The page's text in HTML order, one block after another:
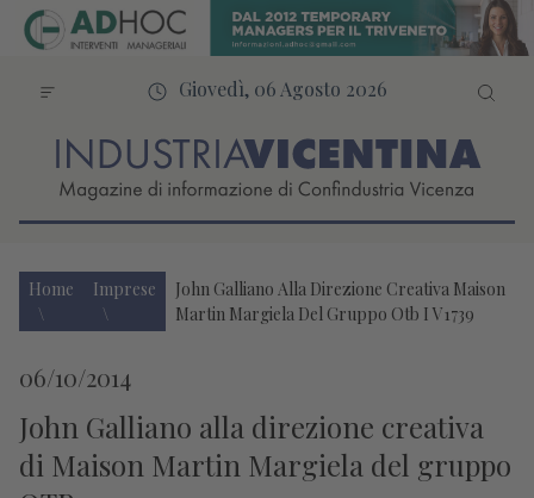
Giovedì, 06 Agosto 2026
Home Imprese
John Galliano Alla Direzione Creativa Maison
Martin Margiela Del Gruppo Otb I V1739
06/10/2014
John Galliano alla direzione creativa
di Maison Martin Margiela del gruppo